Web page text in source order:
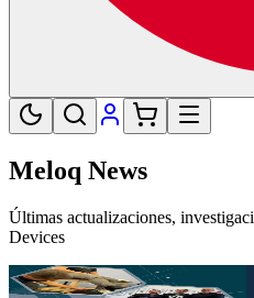
Meloq News
Últimas actualizaciones,
Devices